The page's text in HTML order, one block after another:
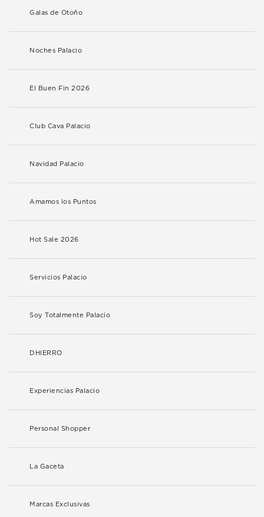
Galas de Otoño
Noches Palacio
El Buen Fin 2026
Club Cava Palacio
Navidad Palacio
Amamos los Puntos
Hot Sale 2026
Servicios Palacio
Soy Totalmente Palacio
DHIERRO
Experiencias Palacio
Personal Shopper
La Gaceta
Marcas Exclusivas